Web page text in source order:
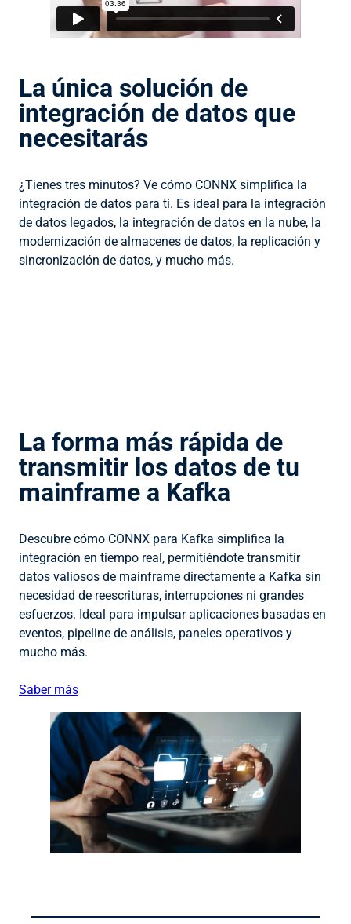
La única solución de
integración de datos que
necesitarás
¿Tienes tres minutos? Ve cómo CONNX simplifica la
integración de datos para ti. Es ideal para la integración
de datos legados, la integración de datos en la nube, la
modernización de almacenes de datos, la replicación y
sincronización de datos, y mucho más.
La forma más rápida de
transmitir los datos de tu
mainframe a Kafka
Descubre cómo CONNX para Kafka simplifica la
integración en tiempo real, permitiéndote transmitir
datos valiosos de mainframe directamente a Kafka sin
necesidad de reescrituras, interrupciones ni grandes
esfuerzos. Ideal para impulsar aplicaciones basadas en
eventos, pipeline de análisis, paneles operativos y
mucho más.
Saber más